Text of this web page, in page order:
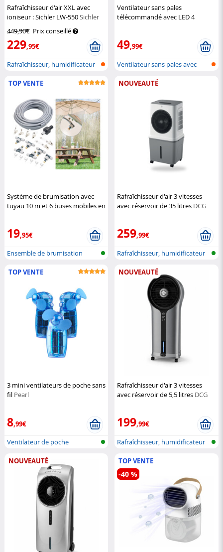
Rafraîchisseur d'air XXL avec
ioniseur : Sichler LW-550Sichler
449,90€ Prix conseillé
229,95€
Rafraîchisseur, humidificateur
Ventilateur sans pales
télécommandé avec LED 4
49,99€
Ventilateur sans pales avec
TOP VENTE
Système de brumisation avec
tuyau 10 m et 6 buses mobiles en
19,95€
Ensemble de brumisation
NOUVEAUTÉ
Rafraîchisseur d'air 3 vitesses
avec réservoir de 35 litres DCG
259,99€
Rafraîchisseur, humidificateur
TOP VENTE
3 mini ventilateurs de poche sans
fil Pearl
8,99€
Ventilateur de poche
NOUVEAUTÉ
Rafraîchisseur d'air 3 vitesses
avec réservoir de 5,5 litres DCG
199,99€
Rafraîchisseur, humidificateur
NOUVEAUTÉ TOP VENTE
-40 %